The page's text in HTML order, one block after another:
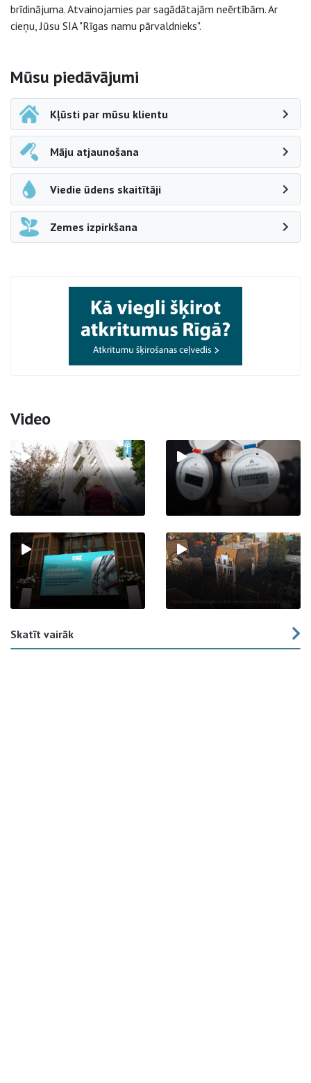
brīdinājuma. Atvainojamies par sagādātajām neērtībām. Ar
cieņu, Jūsu SIA "Rīgas namu pārvaldnieks".
Sāna navigācija
Mūsu piedāvājumi
Kļūsti par mūsu klientu
Māju atjaunošana
Viedie ūdens skaitītāji
Zemes izpirkšana
Video
Skatīt vairāk